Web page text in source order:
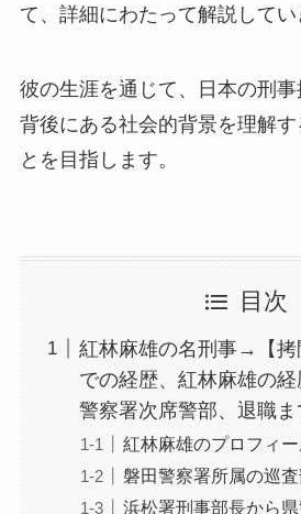
て、詳細にわたって解説してい
彼の生涯を通じて、日本の刑
背後にある社会的背景を理解す
とを目指します。
目次
紅林麻雄の名刑事→​【拷
での経歴、紅林麻雄の
警察署次席警部、退職ま
紅林麻雄のプロフィ
磐田警察署所属の巡
浜松署刑事部長から